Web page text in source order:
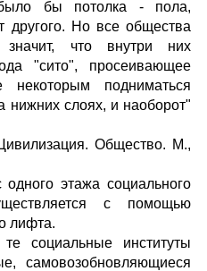
бы потолка - пола,
другого. Но все общества
значит, что внутри них
"сито", просеивающее
некоторым подниматься
нижних слоях, и наоборот"
Общество. М.,
этажа социального
с помощью
лифта.
социальные институты
самовозобновляющиеся